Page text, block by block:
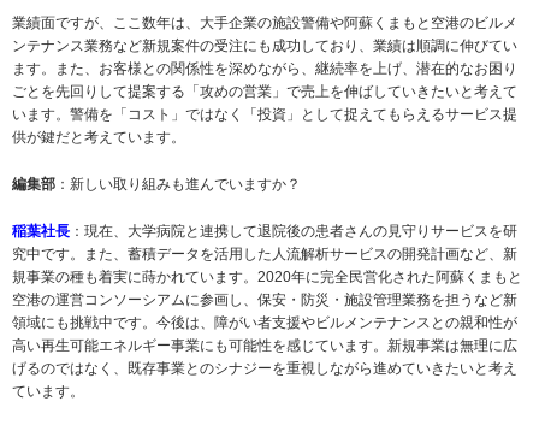
業績面ですが、ここ数年は、大手企業の施設警備や阿蘇くまもと空港のビルメ
ンテナンス業務など新規案件の受注にも成功しており、業績は順調に伸びてい
ます。また、お客様との関係性を深めながら、継続率を上げ、潜在的なお困り
ごとを先回りして提案する「攻めの営業」で売上を伸ばしていきたいと考えて
います。警備を「コスト」ではなく「投資」として捉えてもらえるサービス提
供が鍵だと考えています。
編集部 ：新しい取り組みも進んでいますか？
稲葉社長 ：現在、大学病院と連携して退院後の患者さんの見守りサービスを研
究中です。また、蓄積データを活用した人流解析サービスの開発計画など、新
規事業の種も着実に蒔かれています。2020年に完全民営化された阿蘇くまもと
空港の運営コンソーシアムに参画し、保安・防災・施設管理業務を担うなど新
領域にも挑戦中です。今後は、障がい者支援やビルメンテナンスとの親和性が
高い再生可能エネルギー事業にも可能性を感じています。新規事業は無理に広
げるのではなく、既存事業とのシナジーを重視しながら進めていきたいと考え
ています。